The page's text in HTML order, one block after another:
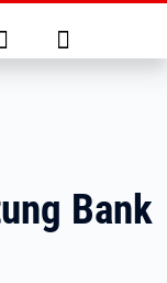
Anmelden
Bank